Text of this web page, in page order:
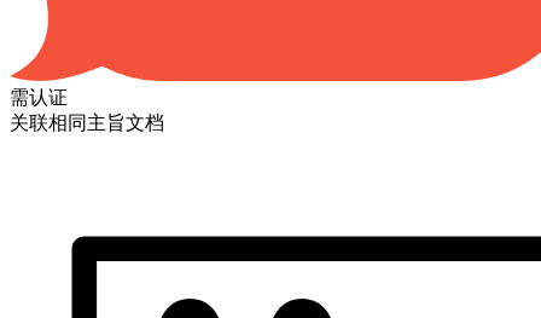
需认证
关联相同主旨文档